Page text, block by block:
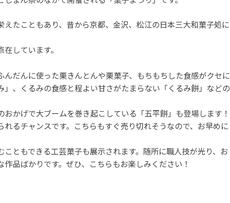
たこともあり、昔から京都、金沢、松江の日本三大和菓子処に
しています。
んだんに使った栗きんとんや栗菓子、もちもちした食感がクセに
、くるみの食感と程よい甘さがたまらない「くるみ餅」などの
かげで大ブームを巻き起こしている「五平餅」も登場します！
るチャンスです。こちらもすぐ売り切れそうなので、お早めに
ともできる工芸菓子も展示されます。随所に職人技が光り、お
品ばかりです。ぜひ、こちらもお楽しみください！